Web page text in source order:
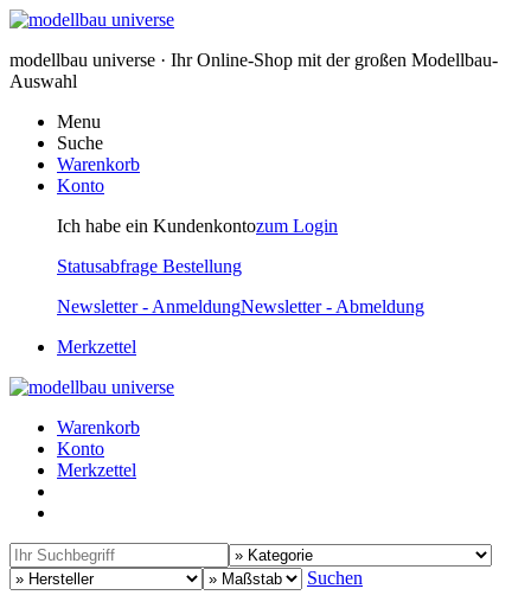
modellbau universe · Ihr Online-Shop mit der großen Modellbau-
Auswahl
Menu
Suche
Warenkorb
Konto
Ich habe ein Kundenkontozum Login
Statusabfrage Bestellung
Newsletter - AnmeldungNewsletter - Abmeldung
Merkzettel
Warenkorb
Konto
Merkzettel
Suchen